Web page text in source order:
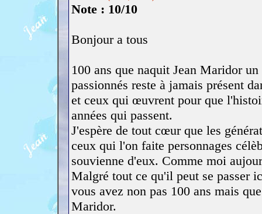
Note : 10/10
Bonjour a tous
100 ans que naquit Jean Maridor
passionnés reste à jamais présent
et ceux qui œuvrent pour que
années qui passent.
J'espère de tout cœur que les
ceux qui l'on faite personnages
souvienne d'eux. Comme moi
Malgré tout ce qu'il peut se passer
vous avez non pas 100 ans mais
Maridor.